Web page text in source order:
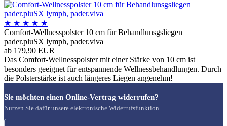
★ ★ ★ ★ ★
Comfort-Wellnesspolster 10 cm für Behandlunsgsliegen
pader.pluSX lymph, pader.viva
ab 179,90 EUR
Das Comfort-Wellnesspolster mit einer Stärke von 10 cm ist
besonders geeignet für entspannende Wellnessbehandlungen. Durch
die Polsterstärke ist auch längeres Liegen angenehm!
Sie möchten einen Online-Vertrag widerrufen?
Nutzen Sie dafür unsere elektronische Widerrufsfunktion.